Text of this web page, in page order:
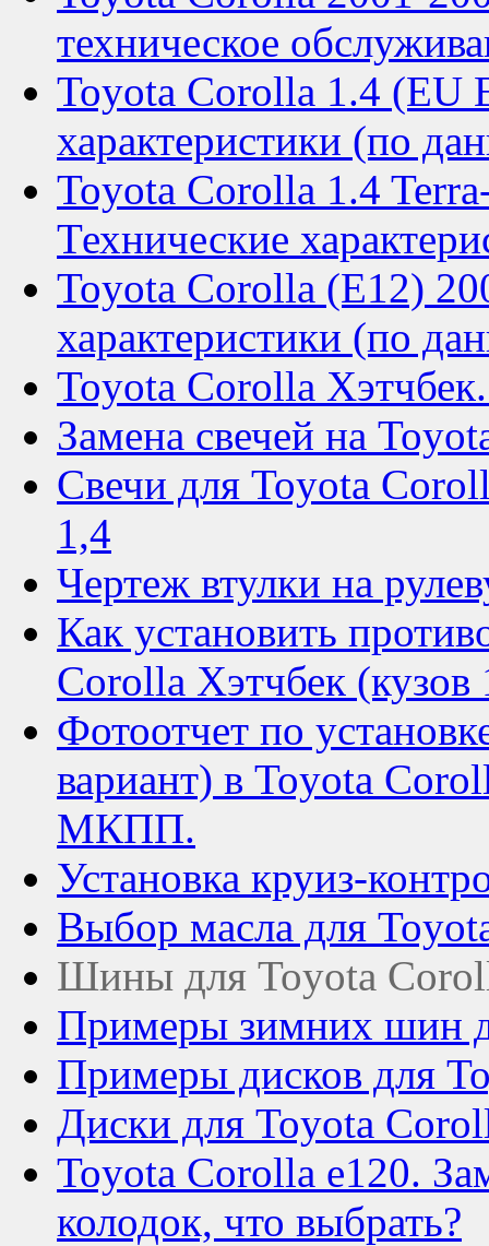
техническое
Toyota Corolla 1.4 (EU
характеристики (по
Toyota Corolla 1.4
Технические
Toyota Corolla (E12)
характеристики (по
Toyota Corolla
Замена свечей на
Свечи для Toyota
1,4
Чертеж втулки на
Как установить
Corolla Хэтчбек (кузов
Фотоотчет по
вариант) в Toyota
МКПП.
Установка круиз-
Выбор масла для
Шины для Toyota
Примеры зимних шин
Примеры дисков для
Диски для Toyota
Toyota Corolla e120.
колодок, что выбрать?